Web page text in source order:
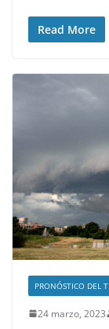
Read More
PRONÓSTICO DEL
24 marzo, 2023